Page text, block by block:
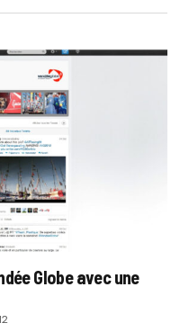
Globe avec une